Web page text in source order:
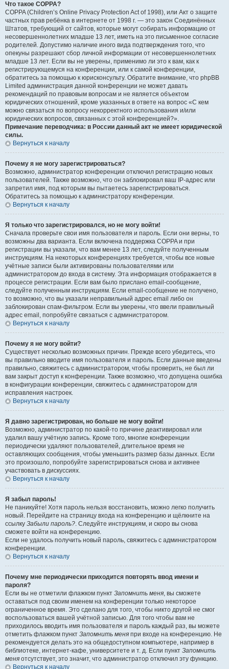
Что такое COPPA?
COPPA (Children’s Online Privacy Protection Act of 1998), или Акт о защите
частных прав ребёнка в интернете от 1998 г. — это закон Соединённых
Штатов, требующий от сайтов, которые могут собирать информацию от
несовершеннолетних младше 13 лет, иметь на это письменное согласие
родителей. Допустимо наличие иного вида подтверждения того, что
опекуны разрешают сбор личной информации от несовершеннолетних
младше 13 лет. Если вы не уверены, применимо ли это к вам, как к
регистрирующемуся на конференции, или к самой конференции,
обратитесь за помощью к юрисконсульту. Обратите внимание, что phpBB
Limited администрация данной конференции не может давать
рекомендаций по правовым вопросам и не является объектом
юридических отношений, кроме указанных в ответе на вопрос «С кем
можно связаться по вопросу некорректного использования и/или
юридических вопросов, связанных с этой конференцией?».
Примечание переводчика: в России данный акт не имеет юридической
силы.
Вернуться к началу
Почему я не могу зарегистрироваться?
Возможно, администратор конференции отключил регистрацию новых
пользователей. Также возможно, что он заблокировал ваш IP-адрес или
запретил имя, под которым вы пытаетесь зарегистрироваться.
Обратитесь за помощью к администратору конференции.
Вернуться к началу
Я только что зарегистрировался, но не могу войти!
Сначала проверьте свои имя пользователя и пароль. Если они верны, то
возможны два варианта. Если включена поддержка COPPA и при
регистрации вы указали, что вам менее 13 лет, следуйте полученным
инструкциям. На некоторых конференциях требуется, чтобы все новые
учётные записи были активированы пользователями или
администратором до входа в систему. Эта информация отображается в
процессе регистрации. Если вам было прислано email-сообщение,
следуйте полученным инструкциям. Если email-сообщение не получено,
то возможно, что вы указали неправильный адрес email либо он
заблокирован спам-фильтром. Если вы уверены, что ввели правильный
адрес email, попробуйте связаться с администратором.
Вернуться к началу
Почему я не могу войти?
Существует несколько возможных причин. Прежде всего убедитесь, что
вы правильно вводите имя пользователя и пароль. Если данные введены
правильно, свяжитесь с администратором, чтобы проверить, не был ли
вам закрыт доступ к конференции. Также возможно, что допущена ошибка
в конфигурации конференции, свяжитесь с администратором для
исправления настроек.
Вернуться к началу
Я давно зарегистрирован, но больше не могу войти!
Возможно, администратор по какой-то причине деактивировал или
удалил вашу учётную запись. Кроме того, многие конференции
периодически удаляют пользователей, длительное время не
оставляющих сообщения, чтобы уменьшить размер базы данных. Если
это произошло, попробуйте зарегистрироваться снова и активнее
участвовать в дискуссиях.
Вернуться к началу
Я забыл пароль!
Не паникуйте! Хотя пароль нельзя восстановить, можно легко получить
новый. Перейдите на страницу входа на конференцию и щёлкните на
ссылку Забыли пароль?. Следуйте инструкциям, и скоро вы снова
сможете войти на конференцию.
Если не удалось получить новый пароль, свяжитесь с администратором
конференции.
Вернуться к началу
Почему мне периодически приходится повторять ввод имени и
пароля?
Если вы не отметили флажком пункт Запомнить меня, вы сможете
оставаться под своим именем на конференции только некоторое
ограниченное время. Это сделано для того, чтобы никто другой не смог
воспользоваться вашей учётной записью. Для того чтобы вам не
приходилось вводить имя пользователя и пароль каждый раз, вы можете
отметить флажком пункт Запомнить меня при входе на конференцию. Не
рекомендуется делать это на общедоступном компьютере, например в
библиотеке, интернет-кафе, университете и т. д. Если пункт Запомнить
меня отсутствует, это значит, что администратор отключил эту функцию.
Вернуться к началу